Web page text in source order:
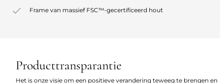
Frame van massief FSC™-gecertificeerd hout
Producttransparantie
Het is onze visie om een positieve verandering teweeg te brengen en